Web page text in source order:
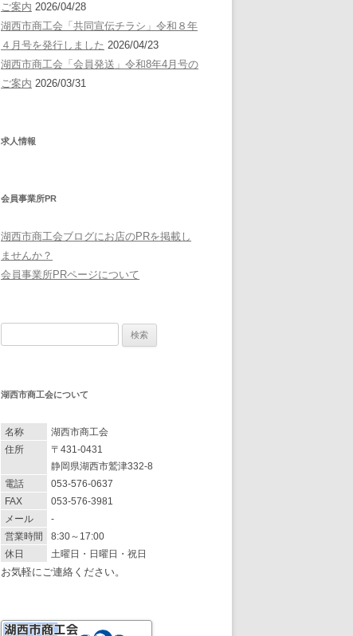
ご案内 2026/04/28
湖西市商工会「共同宣伝チラシ」令和８年
４月号を発行しました 2026/04/23
湖西市商工会「会員発送」令和8年4月号の
ご案内 2026/03/31
求人情報
会員事業所PR
湖西市商工会ブログにお店のPRを掲載し
ませんか？
会員事業所PRページについて
湖西市商工会について
名称
湖西市商工会
住所
〒431-0431
静岡県湖西市鷲津332-8
電話
053-576-0637
FAX
053-576-3981
メール
-
営業時間
8:30～17:00
休日
土曜日・日曜日・祝日
お気軽にご連絡ください。